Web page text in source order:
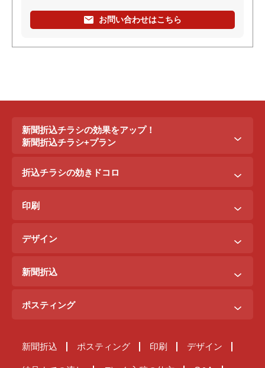
お問い合わせはこちら
新聞折込チラシの効果をアップ！
新聞折込チラシ+プラン
新聞折込チラシ＋ポステイング
折込チラシ＋駅看板
折込チラシの効きドコロ
折込配布効きドコロ
印刷効きドコロ
印刷
B3料金
B4料金
デザイン
原稿を作るには？
サンプルデザイン
新聞折込
ご注文までの流れ
納品までの流れ
ポスティング
ポスティングが届くまで
新聞折込 ポスティング 印刷 デザイン